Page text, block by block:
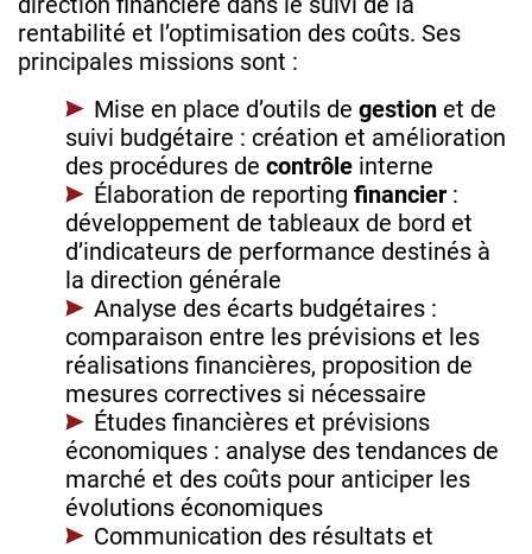
rentabilité et l’optimisation des coûts. Ses
principales missions sont :
Mise en place d’outils de gestion et de
suivi budgétaire : création et amélioration
des procédures de contrôle interne
Élaboration de reporting financier :
développement de tableaux de bord et
d’indicateurs de performance destinés à
la direction générale
Analyse des écarts budgétaires :
comparaison entre les prévisions et les
réalisations financières, proposition de
mesures correctives si nécessaire
Études financières et prévisions
économiques : analyse des tendances de
marché et des coûts pour anticiper les
évolutions économiques
Communication des résultats et